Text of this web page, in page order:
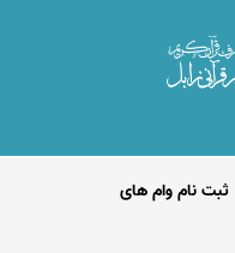
ثبت نام وام های